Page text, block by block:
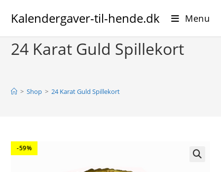
Kalendergaver-til-hende.dk Menu
24 Karat Guld Spillekort
> Shop > 24 Karat Guld Spillekort
-59%